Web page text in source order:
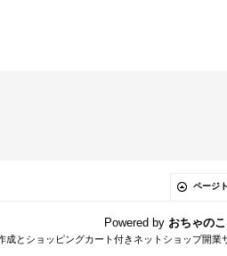
ページ
Powered by おちゃの
成とショッピングカート付きネットショップ開業